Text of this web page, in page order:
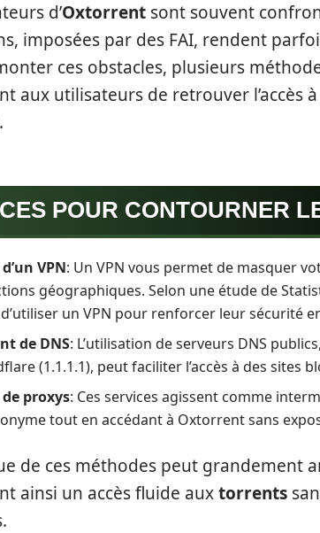
d’Oxtorrent sont souvent
imposées par des FAI, rendent
ces obstacles, plusieurs
aux utilisateurs de retrouver l’accès
POUR CONTOURNER
VPN: Un VPN vous permet de masquer
géographiques. Selon une étude de
un VPN pour renforcer leur sécurité
de DNS: L’utilisation de serveurs DNS
(1.1.1.1), peut faciliter l’accès à des sites
proxys: Ces services agissent comme
tout en accédant à Oxtorrent sans
de ces méthodes peut grandement
ainsi un accès fluide auxtorrents